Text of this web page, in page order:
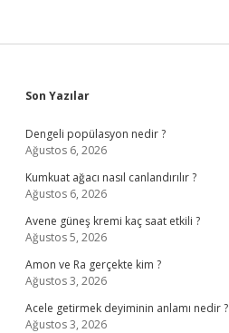
Sidebar
Son Yazılar
Dengeli popülasyon nedir ?
Ağustos 6, 2026
Kumkuat ağacı nasıl canlandırılır ?
Ağustos 6, 2026
Avene güneş kremi kaç saat etkili ?
Ağustos 5, 2026
Amon ve Ra gerçekte kim ?
Ağustos 3, 2026
Acele getirmek deyiminin anlamı nedir ?
Ağustos 3, 2026